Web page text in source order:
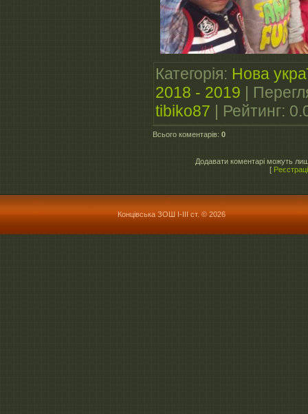
Категорія: Нова
2018 - 2019 |
tibiko87 | Рейтинг:
Всього коментарів: 0
Додавати коментарі можуть
[
Концівська ЗОШ І-ІІІ ст. © 2026